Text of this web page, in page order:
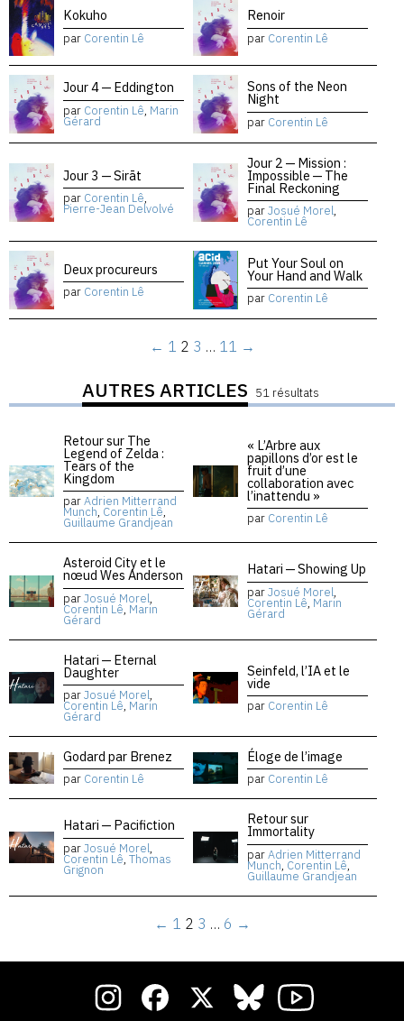
Kokuho
par Corentin Lê
Renoir
par Corentin Lê
Jour 4 — Eddington
par Corentin Lê, Marin
Gérard
Sons of the Neon
Night
par Corentin Lê
Jour 3 — Sirāt
par Corentin Lê,
Pierre-Jean Delvolvé
Jour 2 — Mission :
Impossible — The
Final Reckoning
parJosué Morel,
Corentin Lê
Deux procureurs
par Corentin Lê
Put Your Soul on
Your Hand and Walk
par Corentin Lê
← 1 2 3 … 11 →
AUTRES ARTICLES 51 résultats
Retour sur The
Legend of Zelda :
Tears of the
Kingdom
parAdrien Mitterrand
Munch, Corentin Lê,
Guillaume Grandjean
« L’Arbre aux
papillons d’or est le
fruit d’une
collaboration avec
l’inattendu »
par Corentin Lê
Asteroid City et le
nœud Wes Anderson
parJosué Morel,
Corentin Lê, Marin
Gérard
Hatari — Showing Up
parJosué Morel,
Corentin Lê, Marin
Gérard
Hatari — Eternal
Daughter
parJosué Morel,
Corentin Lê, Marin
Gérard
Seinfeld, l’IA et le
vide
par Corentin Lê
Godard par Brenez
par Corentin Lê
Éloge de l’image
par Corentin Lê
Hatari — Pacifiction
parJosué Morel,
Corentin Lê, Thomas
Grignon
Retour sur
Immortality
parAdrien Mitterrand
Munch, Corentin Lê,
Guillaume Grandjean
← 1 2 3 … 6 →